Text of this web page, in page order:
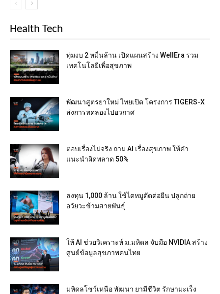
Health Tech
ทุ่มงบ 2 หมื่นล้าน เปิดแผนสร้าง WellEra รวม
เทคโนโลยีเพื่อสุขภาพ
พัฒนาสูตรยาใหม่ ไทยเปิด โครงการ TIGERS-X
ส่งการทดลองไปอวกาศ
ตอบเรื่องไม่จริง ถาม AI เรื่องสุขภาพ ให้คำ
แนะนำผิดพลาด 50%
ลงทุน 1,000 ล้าน ใช้ไตหมูตัดต่อยีน ปลูกถ่าย
อวัยวะข้ามสายพันธุ์
ให้ AI ช่วยวิเคราะห์ ม.มหิดล จับมือ NVIDIA สร้าง
ศูนย์ข้อมูลสุขภาพคนไทย
มหิดลโชว์เหนือ พัฒนา ยามีชีวิต รักษามะเร็ง